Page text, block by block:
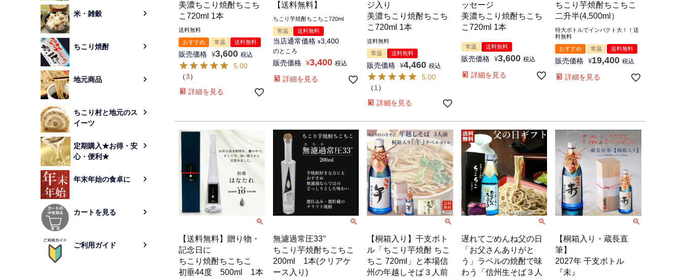
米・雑穀
ちこり焼酎
地元商品
ちこり村と地元のス
イーツ
定期購入★お得・安
心・便利★
年末年始の食卓に
カートを見る
ご利用ガイド
送料無料
美濃ちこり焼酎ちこち
こ720ml 1本
おすすめ 常温 送料無料
販売価格 ¥3,600 税込
5.00
（3）
詳細を見る
ちこり芋焼酎ちこちこ720ml
【送料無料】
常温 送料無料
当店通常価格 ¥3,400
のところ
販売価格 ¥3,400 税込
詳細を見る
送料無料
ジ入り
美濃ちこり焼酎ちこち
こ720ml 1本
常温 送料無料
販売価格 ¥4,460 税込
5.00
（1）
詳細を見る
ッセージ
美濃ちこり焼酎ちこち
こ720ml 1本
常温 送料無料
販売価格 ¥3,600 税込
詳細を見る
特大ボトルでインパクト大！！送
料無料
ちこり芋焼酎ちこちこ
二升半(4,500ml）
おすすめ 常温 送料無料
販売価格 ¥19,400 税込
詳細を見る
【送料無料】贈り物・
記念日に
ちこり焼酎ちこちこ
初垂44度 500ml 1本
無濾過常圧33°
ちこり芋焼酎ちこちこ
200ml 1本(クリアケ
ース入り)
【桐箱入り】干支ボト
ル「ちこり芋焼酎 ちこ
ちこ 720ml」と本場信
州の年越しそば３人前
遅れてごめんね父の日
「お父さんありがと
う」ラベルの焼酎で味
わう「信州生そば３人
【桐箱入り・蔵長直
筆】
2027年 干支ボトル
『未』